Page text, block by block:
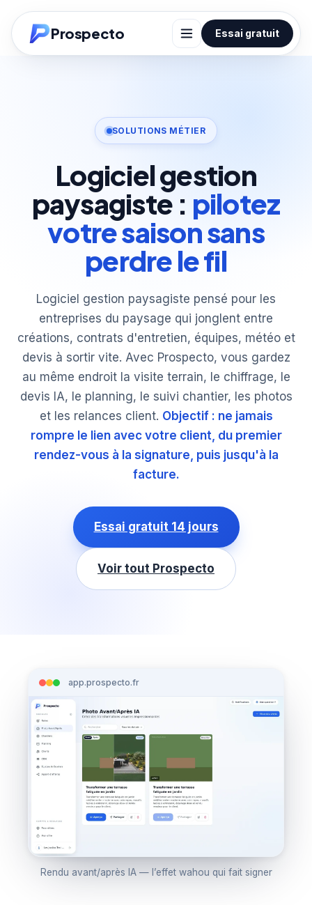
Prospecto Essai gratuit
SOLUTIONS MÉTIER
Logiciel gestion
paysagiste : pilotez
votre saison sans
perdre le fil
Logiciel gestion paysagiste pensé pour les
entreprises du paysage qui jonglent entre
créations, contrats d'entretien, équipes, météo et
devis à sortir vite. Avec Prospecto, vous gardez
au même endroit la visite terrain, le chiffrage, le
devis IA, le planning, le suivi chantier, les photos
et les relances client. Objectif : ne jamais
rompre le lien avec votre client, du premier
rendez-vous à la signature, puis jusqu'à la
facture.
Essai gratuit 14 jours
Voir tout Prospecto
app.prospecto.fr
Rendu avant/après IA — l’effet wahou qui fait signer